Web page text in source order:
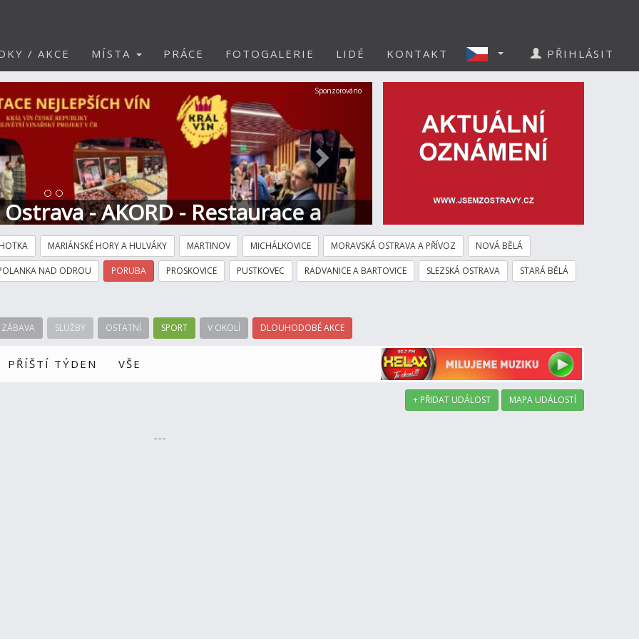
/ AKCE MÍSTA PRÁCE FOTOGALERIE LIDÉ KONTAKT PŘIHLÁSIT
- AKORD - Restaurace a
Další
Sponzorováno
MARIÁNSKÉ HORY A HULVÁKY MARTINOV MICHÁLKOVICE MORAVSKÁ OSTRAVA A PŘÍVOZ NOVÁ BĚLÁ
NAD ODROU PORUBA PROSKOVICE PUSTKOVEC RADVANICE A BARTOVICE SLEZSKÁ OSTRAVA STARÁ BĚLÁ
ZÁBAVA SLUŽBY OSTATNÍ SPORT V OKOLÍ DLOUHODOBÉ AKCE
PŘÍŠTÍ TÝDEN VŠE
+ PŘIDAT UDÁLOST MAPA UDÁLOSTÍ
---